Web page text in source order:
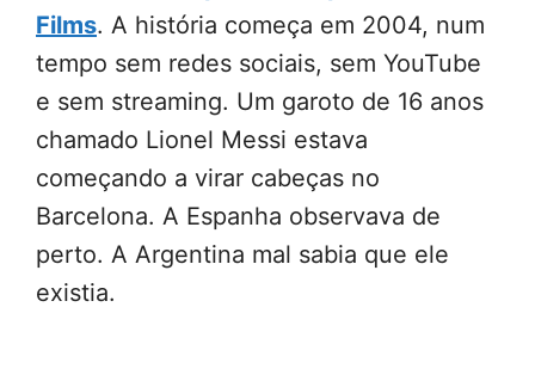
Films. A história começa em 2004, num
tempo sem redes sociais, sem YouTube
e sem streaming. Um garoto de 16 anos
chamado Lionel Messi estava
começando a virar cabeças no
Barcelona. A Espanha observava de
perto. A Argentina mal sabia que ele
existia.